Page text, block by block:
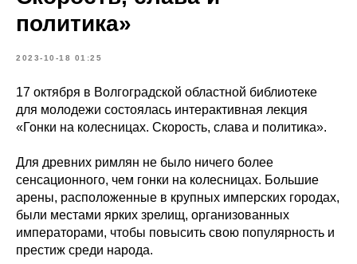
политика»
2023-10-18 01:25
17 октября в Волгоградской областной библиотеке
для молодежи состоялась интерактивная лекция
«Гонки на колесницах. Скорость, слава и политика».
Для древних римлян не было ничего более
сенсационного, чем гонки на колесницах. Большие
арены, расположенные в крупных имперских городах,
были местами ярких зрелищ, организованных
императорами, чтобы повысить свою популярность и
престиж среди народа.